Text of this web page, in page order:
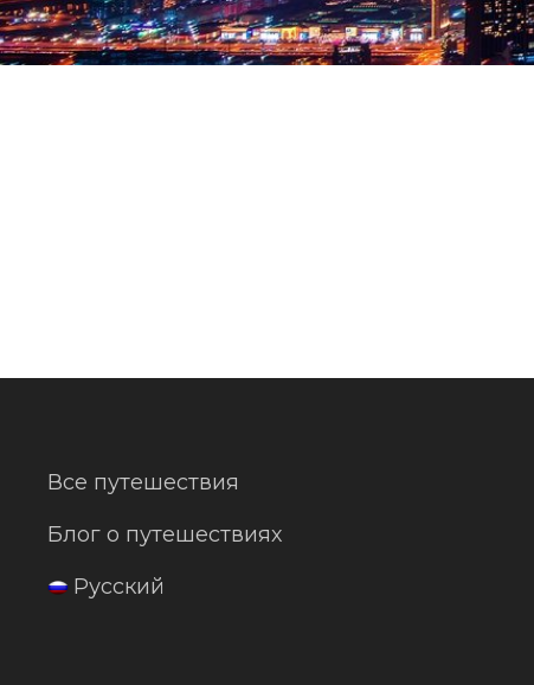
Все путешествия
Блог о путешествиях
Русский